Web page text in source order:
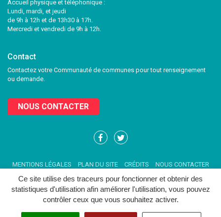
Ce site utilise des traceurs pour fonctionner et obtenir des
statistiques d'utilisation afin améliorer l'utilisation, vous pouvez
contrôler ceux que vous souhaitez activer.
Accueil physique et téléphonique :
Lundi, mardi, et jeudi
de 9h à 12h et de 13h30 à 17h.
Mercredi et vendredi de 9h à 12h.
Contact
Contactez votre Communauté de communes pour tout renseignement
ou demande.
NOUS CONTACTER
Lien
compte
Facebook
Lien
compte
Twitter
MENTIONS LÉGALES PLAN DU SITE CRÉDITS NOUS CONTACTER